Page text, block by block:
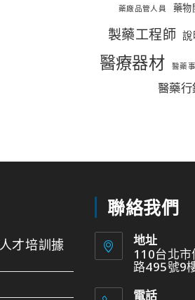
藥廠品管人員 藥物
製藥工程師 說
醫療器材 醫藥
醫藥行
才培訓據
聯絡我們
地址
110台北
路495號9
電話